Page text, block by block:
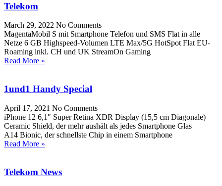
Telekom
March 29, 2022 No Comments
MagentaMobil S mit Smartphone Telefon und SMS Flat in alle
Netze 6 GB Highspeed-Volumen LTE Max/5G HotSpot Flat EU-
Roaming inkl. CH und UK StreamOn Gaming
Read More »
1und1 Handy Special
April 17, 2021 No Comments
iPhone 12 6,1″ Super Retina XDR Display (15,5 cm Diagonale)
Ceramic Shield, der mehr aushält als jedes Smartphone Glas
A14 Bionic, der schnellste Chip in einem Smartphone
Read More »
Telekom News